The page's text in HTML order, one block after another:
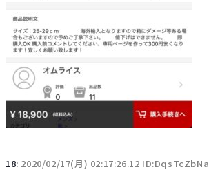
18: 2020/02/17(月) 02:17:26.12 ID:DqsTcZbNa